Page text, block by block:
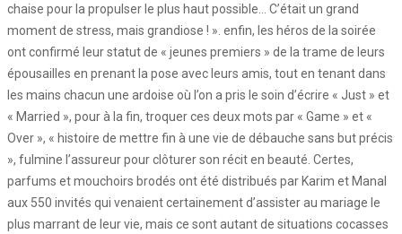
chaise pour la propulser le plus haut possible… C’était un grand
moment de stress, mais grandiose ! ». enfin, les héros de la soirée
ont confirmé leur statut de « jeunes premiers » de la trame de leurs
épousailles en prenant la pose avec leurs amis, tout en tenant dans
les mains chacun une ardoise où l’on a pris le soin d’écrire « Just » et
« Married », pour à la fin, troquer ces deux mots par « Game » et «
Over », « histoire de mettre fin à une vie de débauche sans but précis
», fulmine l’assureur pour clôturer son récit en beauté. Certes,
parfums et mouchoirs brodés ont été distribués par Karim et Manal
aux 550 invités qui venaient certainement d’assister au mariage le
plus marrant de leur vie, mais ce sont autant de situations cocasses